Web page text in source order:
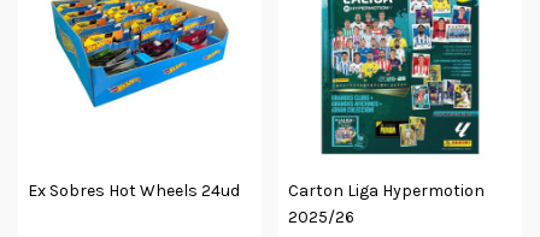
Ex Sobres Hot Wheels 24ud
Carton Liga Hypermotion
2025/26